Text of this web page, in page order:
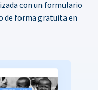
con un formulario
de forma gratuita en